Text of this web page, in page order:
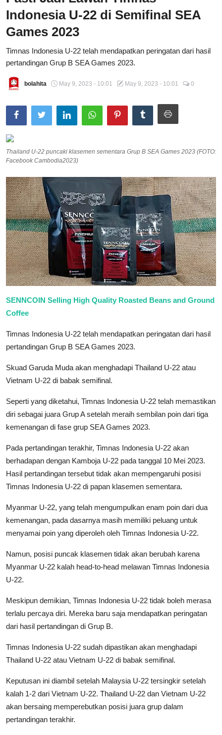
Total Sports
Contact
Pedoman Media Siber
Indonesia U-22 di Semifinal SEA
Games 2023
Timnas Indonesia U-22 telah mendapatkan peringatan dari hasil
pertandingan Grup B SEA Games 2023.
bolahita May 9, 2023 - 10:01 May 9, 2023 - 10:01 0
Thailand U-22 puncaki klasemen sementara Grup B SEA Games 2023 (FOTO:
Facebook Cambodia2023)
SENNCOIN Selling High Quality Roasted Beans and Ground
Coffee
Timnas Indonesia U-22 telah mendapatkan peringatan dari hasil
pertandingan Grup B SEA Games 2023.
Skuad Garuda Muda akan menghadapi Thailand U-22 atau
Vietnam U-22 di babak semifinal.
Seperti yang diketahui, Timnas Indonesia U-22 telah memastikan
diri sebagai juara Grup A setelah meraih sembilan poin dari tiga
kemenangan di fase grup SEA Games 2023.
Pada pertandingan terakhir, Timnas Indonesia U-22 akan
berhadapan dengan Kamboja U-22 pada tanggal 10 Mei 2023.
Hasil pertandingan tersebut tidak akan mempengaruhi posisi
Timnas Indonesia U-22 di papan klasemen sementara.
Myanmar U-22, yang telah mengumpulkan enam poin dari dua
kemenangan, pada dasarnya masih memiliki peluang untuk
menyamai poin yang diperoleh oleh Timnas Indonesia U-22.
Namun, posisi puncak klasemen tidak akan berubah karena
Myanmar U-22 kalah head-to-head melawan Timnas Indonesia
U-22.
Meskipun demikian, Timnas Indonesia U-22 tidak boleh merasa
terlalu percaya diri. Mereka baru saja mendapatkan peringatan
dari hasil pertandingan di Grup B.
Timnas Indonesia U-22 sudah dipastikan akan menghadapi
Thailand U-22 atau Vietnam U-22 di babak semifinal.
Keputusan ini diambil setelah Malaysia U-22 tersingkir setelah
kalah 1-2 dari Vietnam U-22. Thailand U-22 dan Vietnam U-22
akan bersaing memperebutkan posisi juara grup dalam
pertandingan terakhir.